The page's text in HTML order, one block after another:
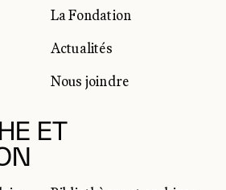
La Fondation
Actualités
Nous joindre
ET